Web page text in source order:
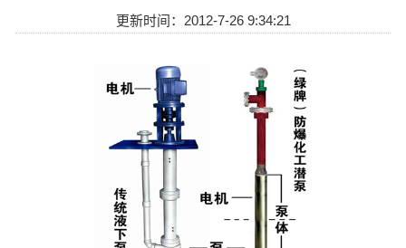
更新时间：2012-7-26 9:34:21